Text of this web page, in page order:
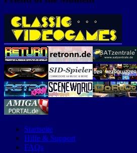
Startseite
Hilfe & Support
FAQs